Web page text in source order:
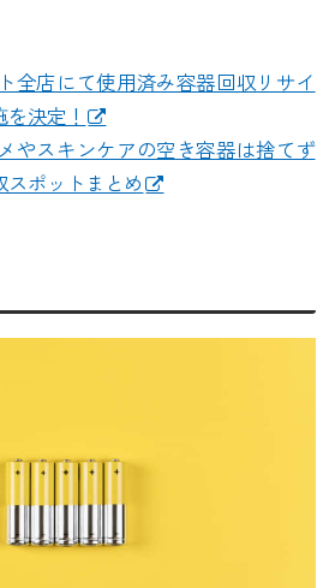
全店にて使用済み容器回収リサイ
決定！
やスキンケアの空き容器は捨てず
スポットまとめ